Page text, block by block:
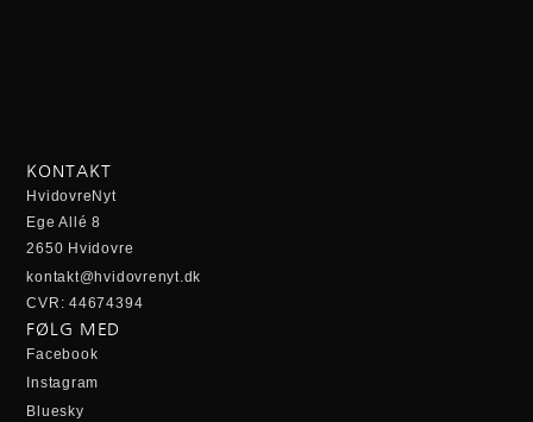
KONTAKT
HvidovreNyt
Ege Allé 8
2650 Hvidovre
kontakt@hvidovrenyt.dk
CVR: 44674394
FØLG MED
Facebook
Instagram
Bluesky